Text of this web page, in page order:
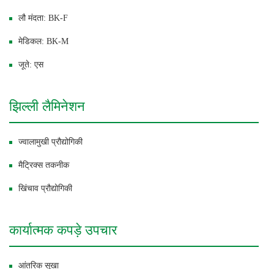
लौ मंदता: BK-F
मेडिकल: BK-M
जूते: एस
झिल्ली लैमिनेशन
ज्वालामुखी प्रौद्योगिकी
मैट्रिक्स तकनीक
खिंचाव प्रौद्योगिकी
कार्यात्मक कपड़े उपचार
आंतरिक सूखा